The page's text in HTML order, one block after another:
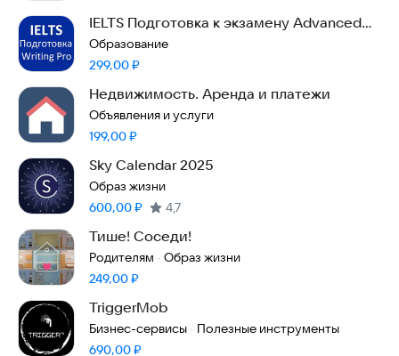
IELTS Подготовка к экзамену Advanced
Writing Pro
Образование
Цена:
299,00₽
Недвижимость. Аренда и платежи
Объявления и услуги
Цена:
199,00₽
Sky Calendar 2025
Образ жизни
Цена:
600,00₽ 4,7
Тише! Соседи!
Родителям · Образ жизни
Цена:
249,00₽
TriggerMob
Бизнес-сервисы · Полезные инструменты
Цена:
690,00₽